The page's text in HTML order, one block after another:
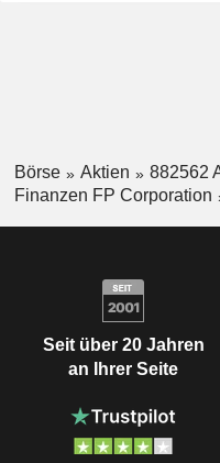
Börse Aktien
882562
Finanzen FP Corporation
Seit über 20 Jahren
an Ihrer Seite